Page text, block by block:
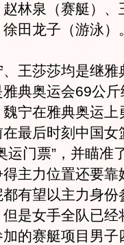
林泉（赛艇）、
田龙子（游泳）
莎莎均是继雅
典奥运会69公
宁在雅典奥运上
在最后时刻中国女
运门票”，并瞄准
主力位置还要靠
有望以主力身份
是女手全队已经
的赛艇项目男子